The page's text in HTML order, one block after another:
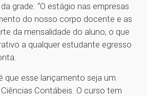
grade. “O estágio nas empresas
do nosso corpo docente e as
da mensalidade do aluno, o que
a qualquer estudante egresso
que esse lançamento seja um
Contábeis. O curso tem